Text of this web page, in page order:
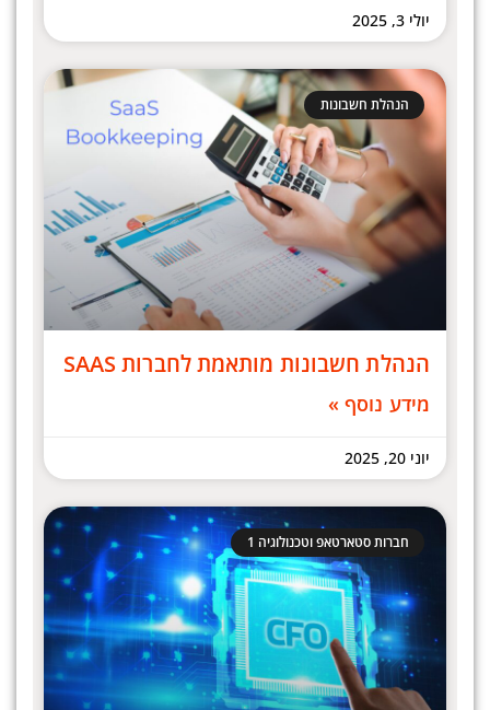
יולי 3, 2025
הנהלת חשבונות
הנהלת חשבונות מותאמת לחברות SAAS
מידע נוסף »
יוני 20, 2025
חברות סטארטאפ וטכנולוגיה 1